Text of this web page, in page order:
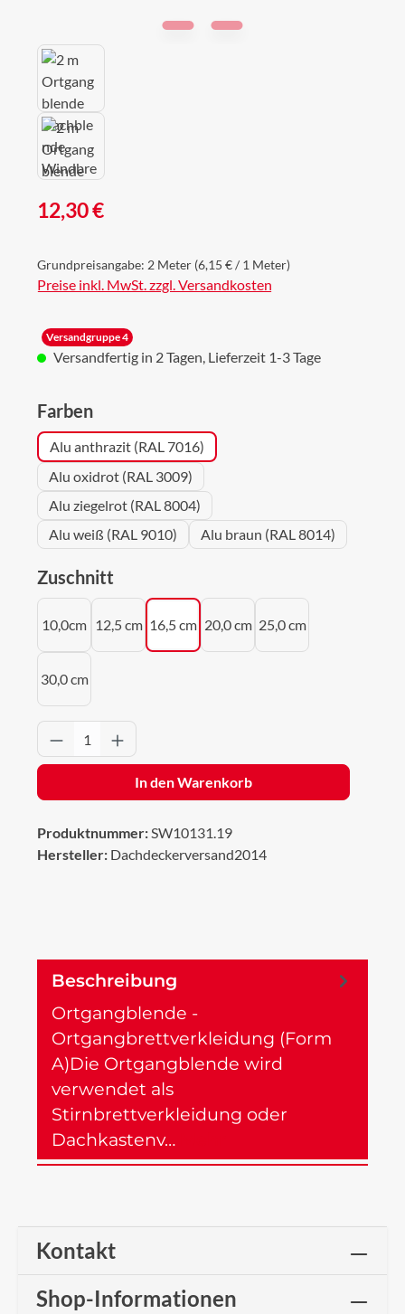
Regulärer Preis:
12,30 €
Grundpreisangabe: 2 Meter (6,15 € / 1 Meter)
Preise inkl. MwSt. zzgl. Versandkosten
Versandgruppe 4
Versandfertig in 2 Tagen, Lieferzeit 1-3 Tage
Farbenauswählen
Alu anthrazit (RAL 7016)
Alu oxidrot (RAL 3009)
Alu ziegelrot (RAL 8004)
Alu weiß (RAL 9010)
Alu braun (RAL 8014)
Zuschnitt
10,0cm 12,5 cm 16,5 cm 20,0 cm 25,0 cm
30,0 cm
Produkt Anzahl: Gib den gewünschten
In den Warenkorb
Produktnummer:SW10131.19
Hersteller: Dachdeckerversand2014
Beschreibung
Ortgangblende -
Ortgangbrettverkleidung (Form
A)Die Ortgangblende wird
verwendet als
Stirnbrettverkleidung oder
Dachkastenv…
Kontakt
Shop-Informationen